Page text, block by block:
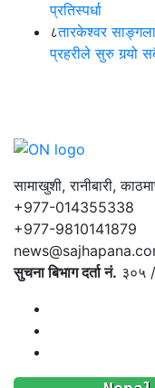
प्रतिस्पर्धा
८तारकेश्वर
प्रहरीले सुरु गर्‍यो
सामाखुशी, रानीबारी,
+977-014355338
+977-9810141879
सुचना बिभाग दर्ता नं. ३०५